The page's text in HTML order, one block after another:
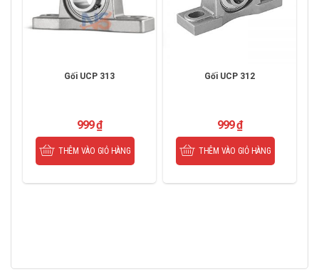
Gối UCP 313
999₫
THÊM VÀO GIỎ HÀNG
Gối UCP 312
999₫
THÊM VÀO GIỎ HÀNG